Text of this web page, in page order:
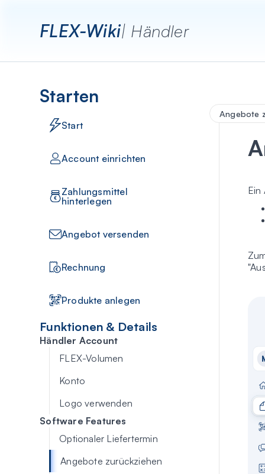
FLEX-Wiki| Händler
Starten
Start
Account einrichten
Zahlungsmittel
hinterlegen
Angebot versenden
Rechnung
Produkte anlegen
Funktionen & Details
Händler Account
FLEX-Volumen
Konto
Logo verwenden
Software Features
Optionaler Liefertermin
Angebote zurückziehen
Angebote
Ein